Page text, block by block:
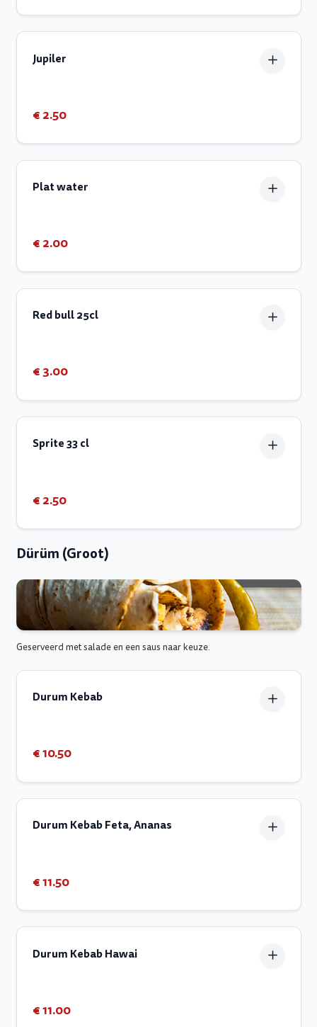
Jupiler
€ 2.50
Plat water
€ 2.00
Red bull 25cl
€ 3.00
Sprite 33 cl
€ 2.50
Dürüm (Groot)
Geserveerd met salade en een saus naar keuze.
Durum Kebab
€ 10.50
Durum Kebab Feta, Ananas
€ 11.50
Durum Kebab Hawai
€ 11.00